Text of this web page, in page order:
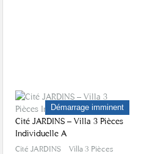
Démarrage imminent
Cité JARDINS – Villa 3 Pièces
Individuelle A
Cité JARDINS – Villa 3 Pièces